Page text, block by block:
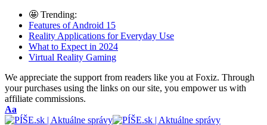
🤩 Trending:
Features of Android 15
Reality Applications for Everyday Use
What to Expect in 2024
Virtual Reality Gaming
We appreciate the support from readers like you at Foxiz. Through
your purchases using the links on our site, you empower us with
affiliate commissions.
Font
Resizer
Aa